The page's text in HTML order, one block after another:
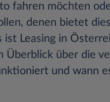
fahren möchten
denen bietet
Leasing in
Überblick über die
und wann